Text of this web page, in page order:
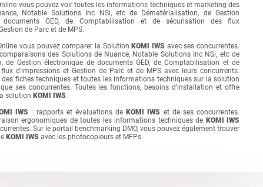
vous pouvez voir toutes les informations techniques et marketing des
Notable Solutions Inc NSi, etc de Dématérialisation, de Gestion
documents GED, de Comptabilisation et de sécurisation des flux
de Parc et de MPS.
vous pouvez comparer la Solution KOMI IWS avec ses concurrentes.
des Solutions de Nuance, Notable Solutions Inc NSi, etc de
de Gestion électronique de documents GED, de Comptabilisation et de
d'impressions et Gestion de Parc et de MPS avec leurs concurrents.
des fiches techniques et toutes les informations techniques sur la solution
ses concurrentes. Toutes les fonctions, besoins d’installation et offre
solution KOMI IWS.
IWS : rapports et évaluations de KOMI IWS et de ses concurrentes.
ergonomiques de toutes les informations techniques de KOMI IWS
Sur le portail benchmarking DMO, vous pouvez également trouver
KOMI IWS avec les photocopieurs et MFPs.